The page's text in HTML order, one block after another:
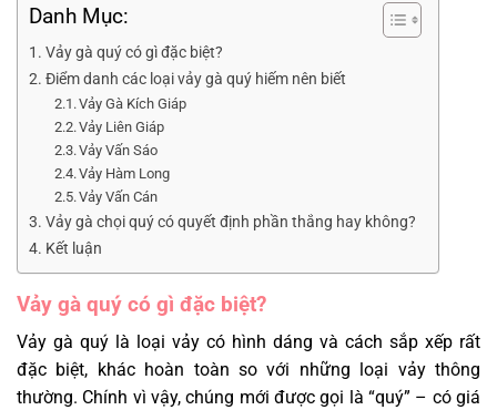
Danh Mục:
Vảy gà quý có gì đặc biệt?
Điểm danh các loại vảy gà quý hiếm nên biết
Vảy Gà Kích Giáp
Vảy Liên Giáp
Vảy Vấn Sáo
Vảy Hàm Long
Vảy Vấn Cán
Vảy gà chọi quý có quyết định phần thắng hay không?
Kết luận
Vảy gà quý có gì đặc biệt?
Vảy gà quý là loại vảy có hình dáng và cách sắp xếp rất
đặc biệt, khác hoàn toàn so với những loại vảy thông
thường. Chính vì vậy, chúng mới được gọi là “quý” – có giá